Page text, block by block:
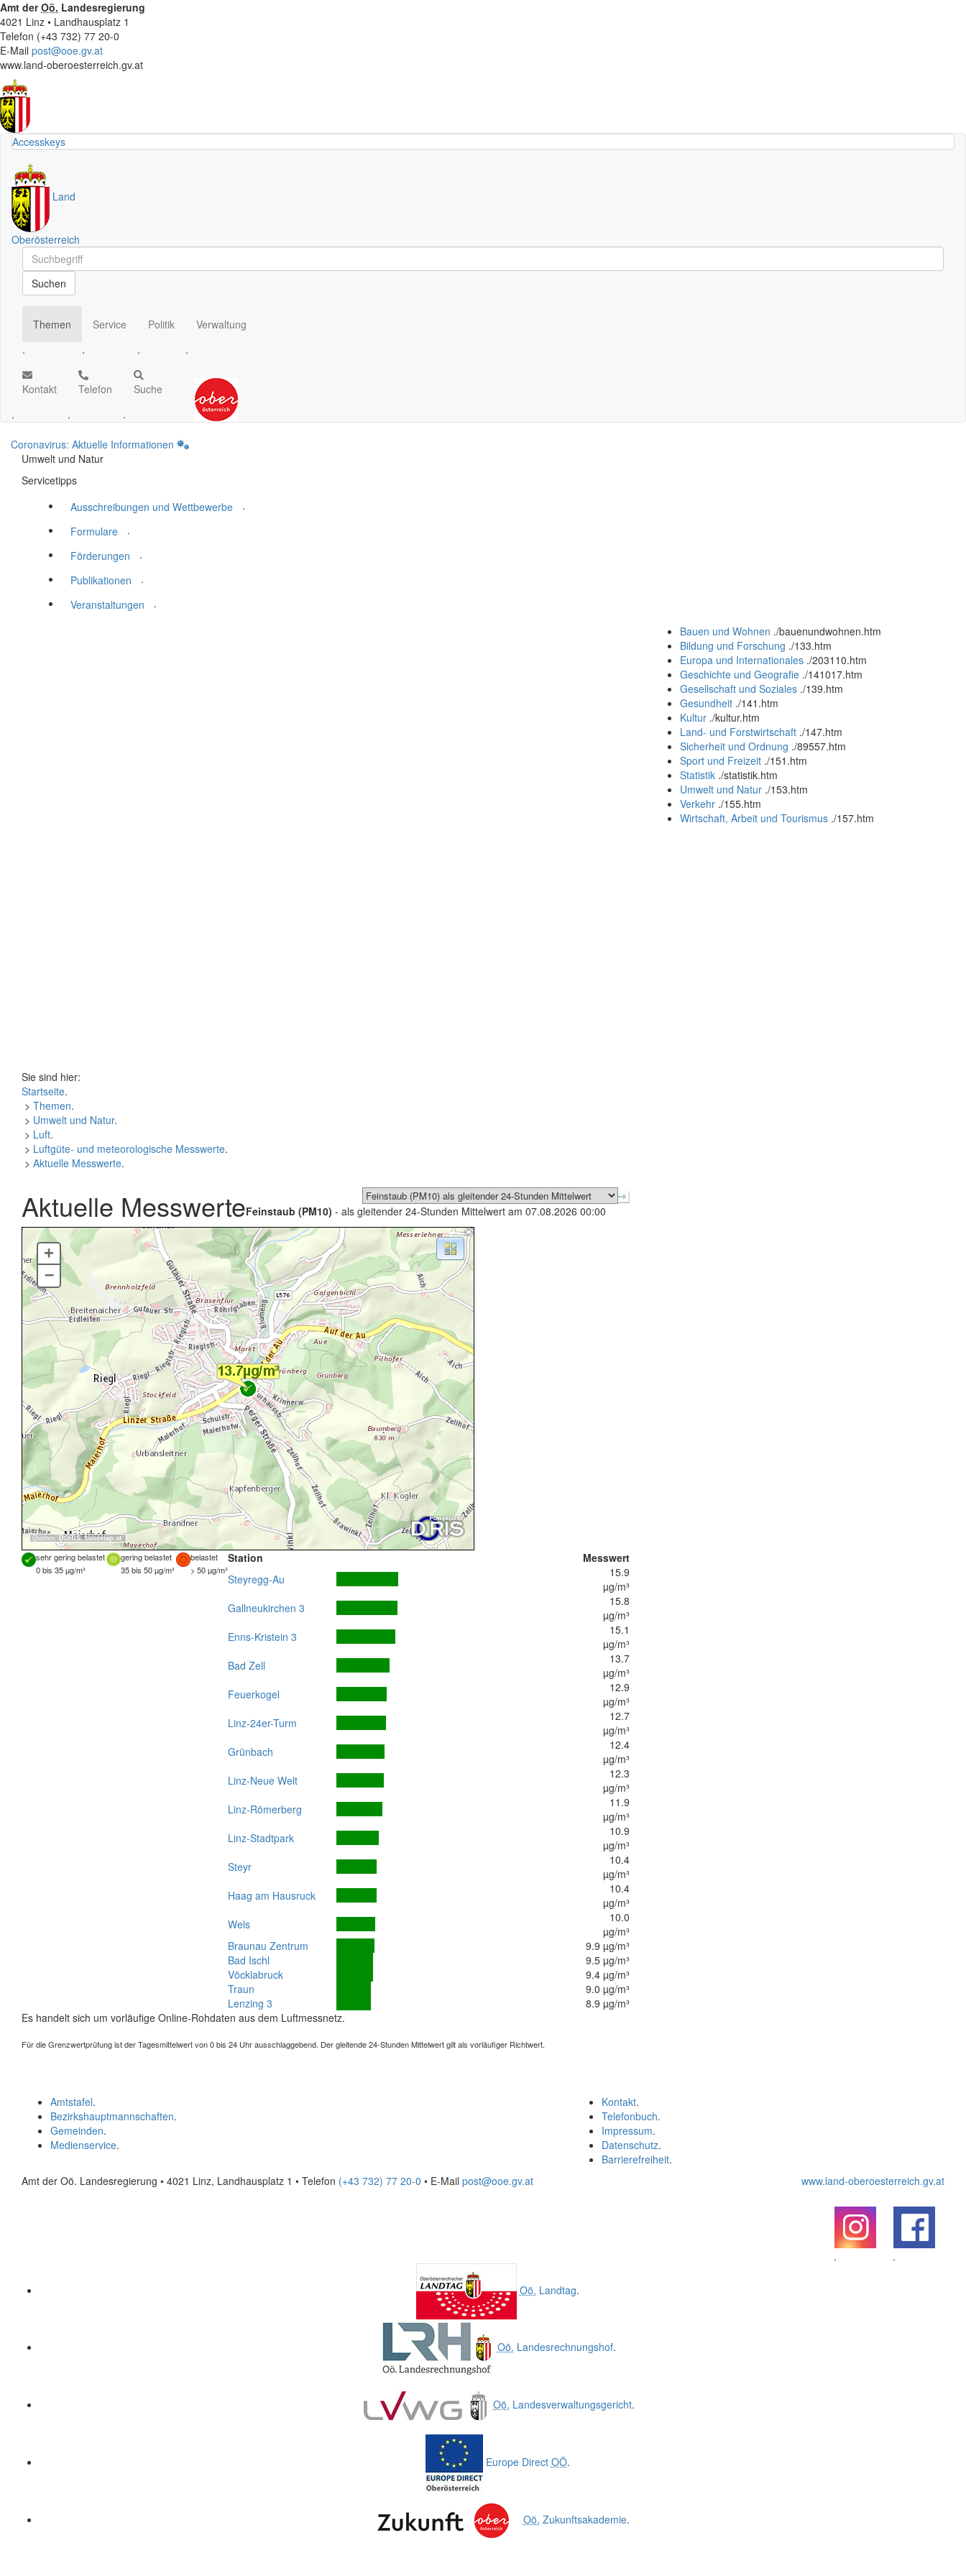
Amt derOö. Landesregierung
4021 Linz • Landhausplatz 1
Telefon (+43 732) 77 20-0
E-Mail post@ooe.gv.at
www.land-oberoesterreich.gv.at
Accesskeys
Land
Oberösterreich
Schnellsuche
Schnellsuche
Suchen
Themen
.
Service
.
Politik
.
Verwaltung
.
Kontakt
.
Telefon
.
Suche
.
Coronavirus: Aktuelle Informationen
Umwelt und Natur
Servicetipps
Ausschreibungen und Wettbewerbe
.
Formulare
.
Förderungen
.
Publikationen
.
Veranstaltungen
.
Bauen und Wohnen ./bauenundwohnen.htm
Bildung und Forschung ./133.htm
Europa und Internationales ./203110.htm
Geschichte und Geografie ./141017.htm
Gesellschaft und Soziales ./139.htm
Gesundheit ./141.htm
Kultur ./kultur.htm
Land- und Forstwirtschaft ./147.htm
Sicherheit und Ordnung ./89557.htm
Sport und Freizeit ./151.htm
Statistik ./statistik.htm
Umwelt und Natur ./153.htm
Verkehr ./155.htm
Wirtschaft, Arbeit und Tourismus ./157.htm
Sie sind hier:
Startseite.
> Themen.
> Umwelt und Natur.
> Luft.
> Luftgüte- und meteorologische Messwerte.
> Aktuelle Messwerte.
Aktuelle MesswerteFeinstaub (PM10) - als gleitender 24-Stunden Mittelwert am 07.08.2026 00:00
Quellen: DORIS,basemap.at
+
–
sehr gering belastet gering belastet
belastet
0 bis 35 µg/m³
35 bis 50 µg/m³ > 50 µg/m³
Station
Messwert
Steyregg-Au
15.9
µg/m³
Gallneukirchen 3
15.8
µg/m³
Enns-Kristein 3
15.1
µg/m³
Bad Zell
13.7
µg/m³
Feuerkogel
12.9
µg/m³
Linz-24er-Turm
12.7
µg/m³
Grünbach
12.4
µg/m³
Linz-Neue Welt
12.3
µg/m³
Linz-Römerberg
11.9
µg/m³
Linz-Stadtpark
10.9
µg/m³
Steyr
10.4
µg/m³
Haag am Hausruck
10.4
µg/m³
Wels
10.0
µg/m³
Braunau Zentrum
9.9 µg/m³
Bad Ischl
9.5 µg/m³
Vöcklabruck
9.4 µg/m³
Traun
9.0 µg/m³
Lenzing 3
8.9 µg/m³
Es handelt sich um vorläufige Online-Rohdaten aus dem Luftmessnetz.
Für die Grenzwertprüfung ist der Tagesmittelwert von 0 bis 24 Uhr ausschlaggebend. Der gleitende 24-Stunden Mittelwert gilt als vorläufiger Richtwert.
Kontakt.
Telefonbuch.
Impressum.
Datenschutz.
Barrierefreiheit.
Amtstafel.
Bezirkshauptmannschaften.
Gemeinden.
Medienservice.
Amt der Oö. Landesregierung • 4021 Linz, Landhausplatz 1 • Telefon (+43 732) 77 20-0 • E-Mail post@ooe.gv.at www.land-oberoesterreich.gv.at
.
.
Oö. Landtag.
Oö. Landesrechnungshof.
Oö. Landesverwaltungsgericht.
Europe Direct OÖ.
Oö. Zukunftsakademie.